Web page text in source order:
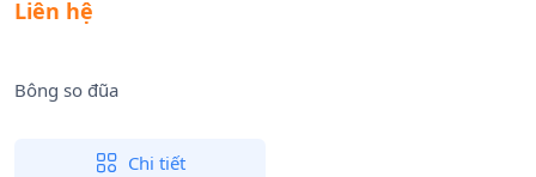
Liên hệ
Bông so đũa
Chi tiết